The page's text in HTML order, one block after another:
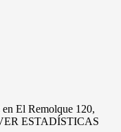
en El Remolque 120,
ESTADÍSTICAS